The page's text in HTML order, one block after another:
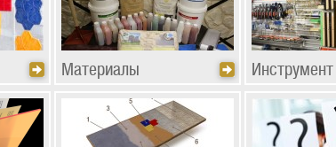
Материалы Инструмент